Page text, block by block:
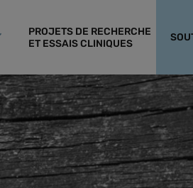
PROJETS DE RECHERCHE
ET ESSAIS CLINIQUES